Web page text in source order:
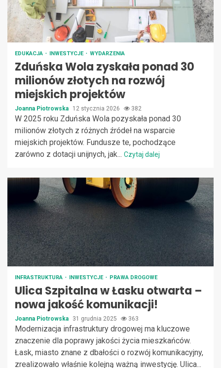
EDUKACJA INWESTYCJE WYDARZENIA
Zduńska Wola zyskała ponad 30
milionów złotych na rozwój
miejskich projektów
Joanna Piotrowska 12 stycznia 2026 382
W 2025 roku Zduńska Wola pozyskała ponad 30
milionów złotych z różnych źródeł na wsparcie
miejskich projektów. Fundusze te, pochodzące
zarówno z dotacji unijnych, jak... Czytaj dalej
INFRASTRUKTURA INWESTYCJE PRAWA DROGOWE
Ulica Szpitalna w Łasku otwarta –
nowa jakość komunikacji!
Joanna Piotrowska 31 grudnia 2025 363
Modernizacja infrastruktury drogowej ma kluczowe
znaczenie dla poprawy jakości życia mieszkańców.
Łask, miasto znane z dbałości o rozwój komunikacyjny,
zrealizowało właśnie kolejną ważną inwestycję. Ulica...